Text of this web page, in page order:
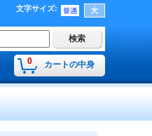
文字サイズ:
0 カートの中身